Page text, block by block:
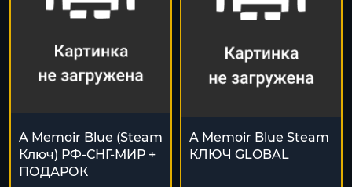
A Memoir Blue (Steam
Ключ) РФ-СНГ-МИР +
ПОДАРОК
A Memoir Blue Steam
КЛЮЧ GLOBAL